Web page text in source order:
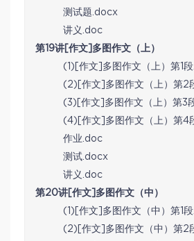
测试题.docx
讲义.doc
第19讲[作文]多图作文（上）
(1)[作文]多图作文（上）第1
(2)[作文]多图作文（上）第2
(3)[作文]多图作文（上）第3
(4)[作文]多图作文（上）第4
作业.doc
测试.docx
讲义.doc
第20讲[作文]多图作文（中）
(1)[作文]多图作文（中）第1
(2)[作文]多图作文（中）第2